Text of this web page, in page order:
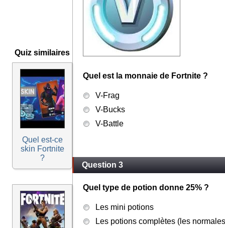
Quiz similaires
Quel est-ce
skin Fortnite
?
Quel est la monnaie de Fortnite ?
V-Frag
V-Bucks
V-Battle
Question 3
Quel type de potion donne 25% ?
Les mini potions
Les potions complètes (les